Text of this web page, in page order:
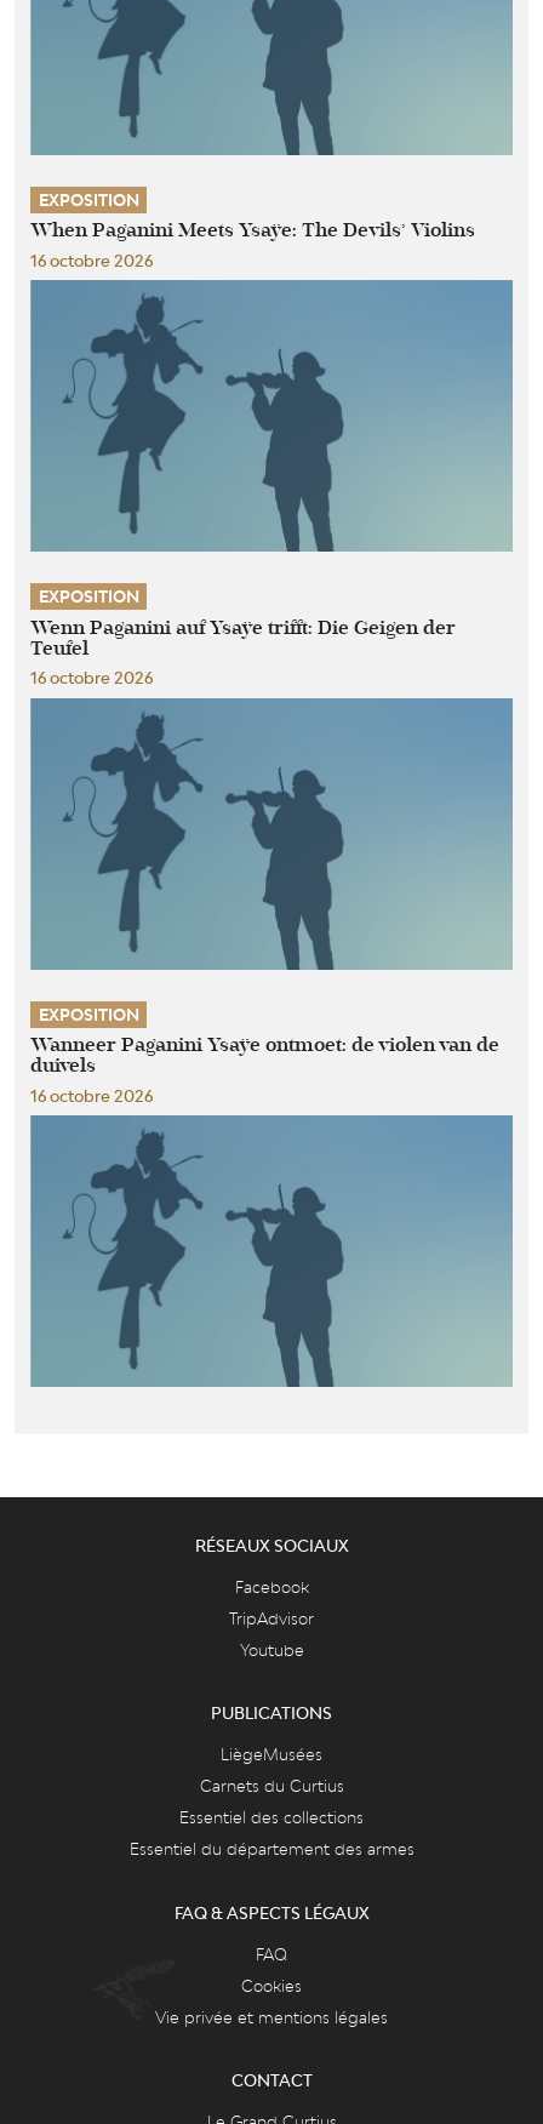
EXPOSITION
When Paganini Meets Ysaÿe: The Devils’ Violins
16 octobre 2026
EXPOSITION
Wenn Paganini auf Ysaÿe trifft: Die Geigen der
Teufel
16 octobre 2026
EXPOSITION
Wanneer Paganini Ysaÿe ontmoet: de violen van de
duivels
16 octobre 2026
RÉSEAUX SOCIAUX
Facebook
TripAdvisor
Youtube
PUBLICATIONS
LiègeMusées
Carnets du Curtius
Essentiel des collections
Essentiel du département des armes
FAQ & ASPECTS LÉGAUX
FAQ
Cookies
Vie privée et mentions légales
CONTACT